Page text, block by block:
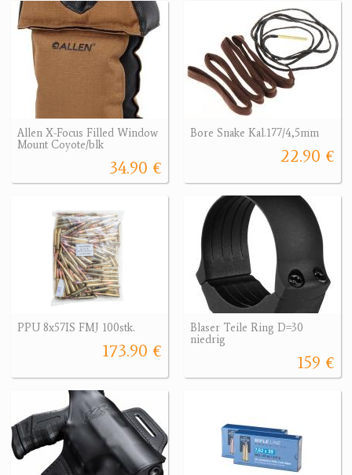
Allen X-Focus Filled Window
Mount Coyote/blk
34.90 €
Bore Snake Kal.177/4,5mm
22.90 €
PPU 8x57IS FMJ 100stk.
173.90 €
Blaser Teile Ring D=30
niedrig
159 €